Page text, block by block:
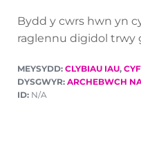
Bydd y cwrs hwn yn
raglennu digidol trwy
MEYSYDD: CLYBIAU IAU,
DYSGWYR: ARCHEBWCH
ID: N/A